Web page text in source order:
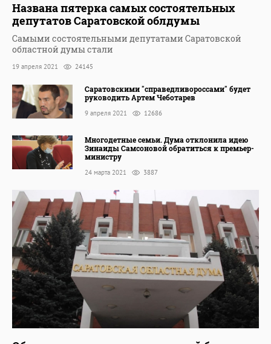
Названа пятерка самых состоятельных
депутатов Саратовской облдумы
Самыми состоятельными депутатами Саратовской
областной думы стали
19 апреля 2021 24145
Саратовскими "справедливороссами" будет
руководить Артем Чеботарев
9 апреля 2021 12686
Многодетные семьи. Дума отклонила идею
Зинаиды Самсоновой обратиться к премьер-
министру
24 марта 2021 3887